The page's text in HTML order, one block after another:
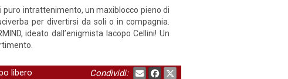
puro intrattenimento, un maxiblocco pieno di
per divertirsi da soli o in compagnia.
ideato dall’enigmista Iacopo Cellini! Un
libero Condividi: